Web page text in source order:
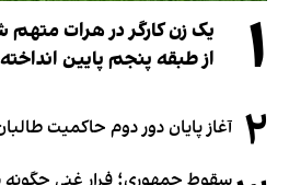
۱
یک زن کارگر در هرات متهم
از طبقه پنجم پایین
۲ آغاز پایان دور دوم حاکمیت